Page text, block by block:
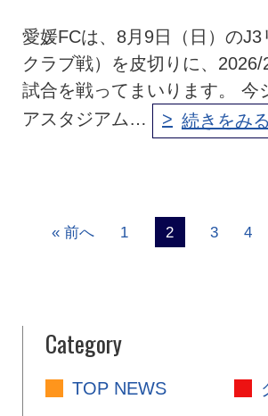
愛媛FCは、8月9日（日）の
クラブ戦）を皮切りに、
試合を戦ってまいります。 今
アスタジアム…
続きをみる
« 前へ 1 2 3 4
Category
TOP NEWS